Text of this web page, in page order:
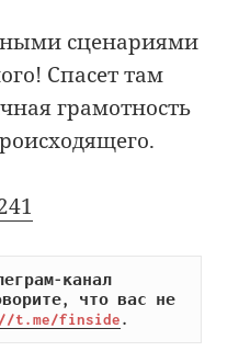
сценариями
Спасет там
грамотность
канал
что вас не
t.me/finside.